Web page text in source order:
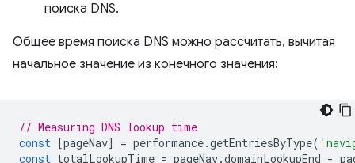
поиска DNS.
Общее время поиска DNS можно рассчитать, вычитая
начальное значение из конечного значения:
// Measuring DNS lookup time
const
[pageNav] = performance.getEntriesByType(
const totalLookupTime = pageNav.domainLookupEnd -